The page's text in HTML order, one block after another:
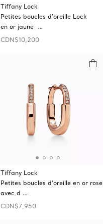
Tiffany Lock
Petites boucles d’oreille Lock
en or jaune …
CDN$10,200
Tiffany Lock
Petites boucles d’oreille en or rose
avec d …
CDN$7,950